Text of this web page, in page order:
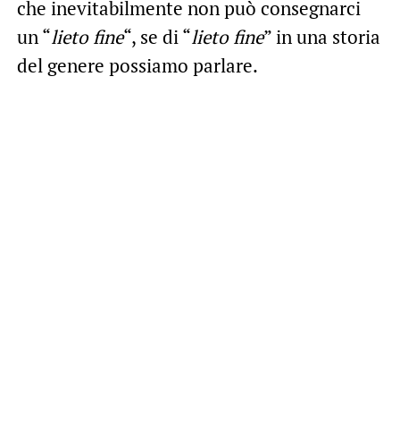
che inevitabilmente non può consegnarci
un “lieto fine“, se di “lieto fine” in una storia
del genere possiamo parlare.